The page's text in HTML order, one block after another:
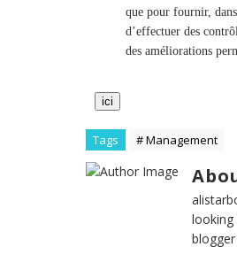
que pour fournir,
d’effectuer des
des améliorations
ici
Tags # Management
looking